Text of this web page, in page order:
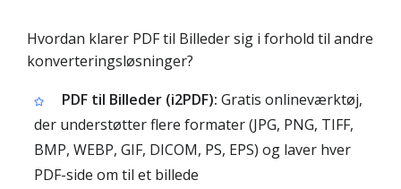
Hvordan klarer PDF til Billeder sig i forhold til andre
konverteringsløsninger?
PDF til Billeder (i2PDF): Gratis onlineværktøj,
der understøtter flere formater (JPG, PNG, TIFF,
BMP, WEBP, GIF, DICOM, PS, EPS) og laver hver
PDF-side om til et billede